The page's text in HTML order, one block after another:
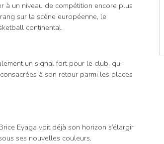
à un niveau de compétition encore plus
sur la scène européenne, le
continental.
un signal fort pour le club, qui
à son retour parmi les places
Eyaga voit déjà son horizon s’élargir
ses nouvelles couleurs.